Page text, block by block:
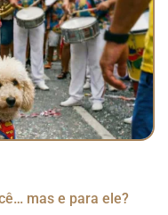
mas e para ele?